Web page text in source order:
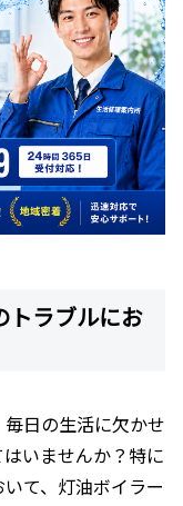
トラブルにお
日の生活に欠かせ
いませんか？特に
て、灯油ボイラー